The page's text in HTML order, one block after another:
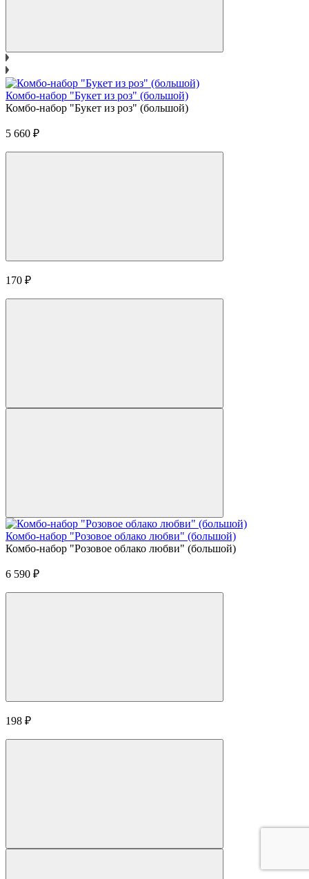
Комбо-набор "Букет из роз" (большой)
Комбо-набор "Букет из роз" (большой)
5 660 ₽
170 ₽
Комбо-набор "Розовое облако любви" (большой)
Комбо-набор "Розовое облако любви" (большой)
6 590 ₽
198 ₽